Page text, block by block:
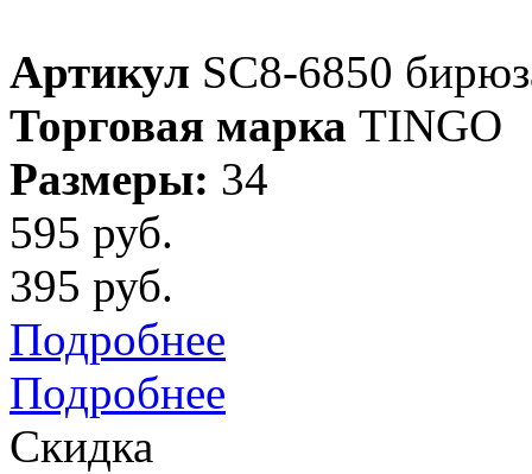
Артикул SC8-6850
Торговая марка TINGO
Размеры: 34
595 руб.
395 руб.
Подробнее
Подробнее
Скидка